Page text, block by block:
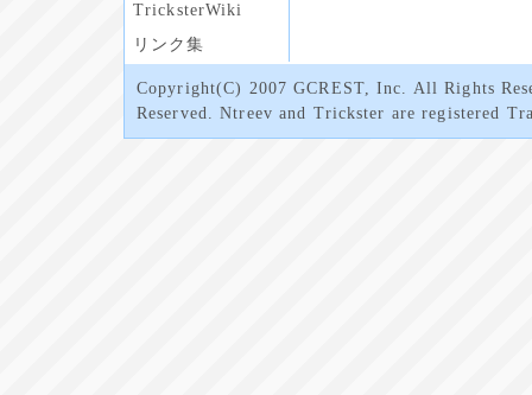
TricksterWiki
リンク集
Copyright(C) 2007 GCREST, Inc. All Rights
Reserved. Ntreev and Trickster are registered